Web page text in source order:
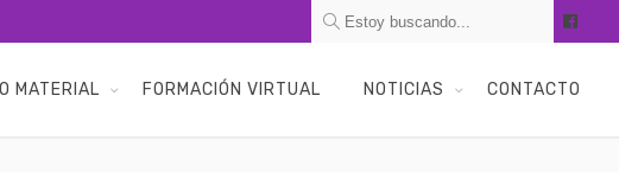
MATERIAL FORMACIÓN VIRTUAL NOTICIAS CONTACTO